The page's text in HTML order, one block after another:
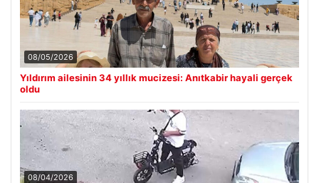
08/05/2026
Yıldırım ailesinin 34 yıllık mucizesi: Anıtkabir hayali gerçek
oldu
08/04/2026